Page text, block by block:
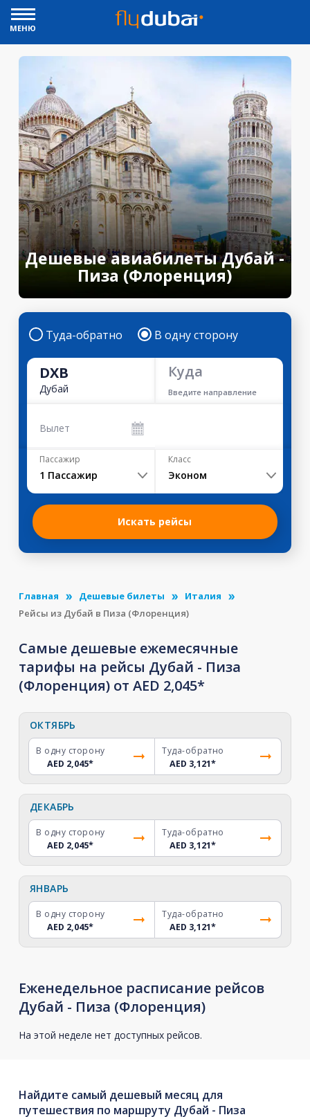
МЕНЮ
Дешевые авиабилеты Дубай -
Пиза (Флоренция)
Туда-обратно В одну сторону
DXB
Дубай
Куда
Введите направление
Вылет
Пассажир
1 Пассажир
Класс
Эконом
Искать рейсы
Главная Дешевые билеты
Италия
Рейсы из Дубай в Пиза (Флоренция)
Самые дешевые ежемесячные
тарифы на рейсы Дубай - Пиза
(Флоренция) от AED 2,045*
ОКТЯБРЬ
В одну сторону
AED 2,045*
Туда-обратно
AED 3,121*
ДЕКАБРЬ
В одну сторону
AED 2,045*
Туда-обратно
AED 3,121*
ЯНВАРЬ
В одну сторону
AED 2,045*
Туда-обратно
AED 3,121*
Еженедельное расписание рейсов
Дубай - Пиза (Флоренция)
На этой неделе нет доступных рейсов.
Найдите самый дешевый месяц для
путешествия по маршруту Дубай - Пиза